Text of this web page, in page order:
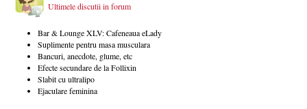
Ultimele discutii in forum
Bar & Lounge XLV: Cafeneaua eLady
Suplimente pentru masa musculara
Bancuri, anecdote, glume, etc
Efecte secundare de la Follixin
Slabit cu ultralipo
Ejaculare feminina